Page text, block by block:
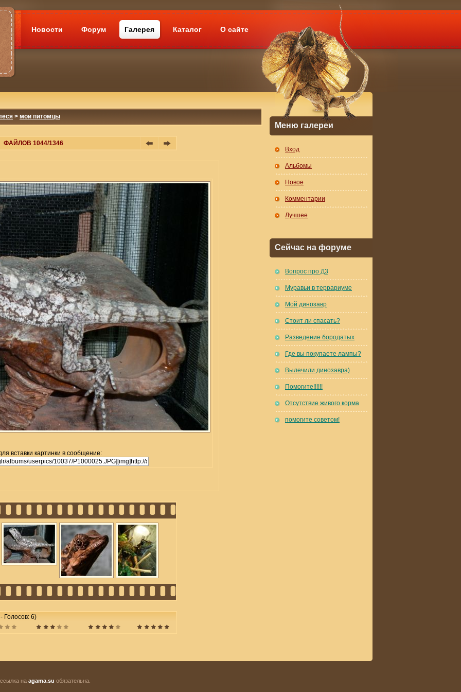
Новости Форум Галерея Каталог О сайте
> мои питомцы
ФАЙЛОВ 1044/1346
вставки картинки в сообщение:
Голосов: 6)
Меню галереи
Вход
Альбомы
Новое
Комментарии
Лучшее
Сейчас на форуме
Вопрос про Д3
Муравьи в террариуме
Мой динозавр
Стоит ли спасать?
Разведение бородатых
Где вы покупаете лампы?
Вылечили динозавра)
Помогите!!!!!!
Отсутствие живого корма
помогите советом!
на agama.su обязательна.